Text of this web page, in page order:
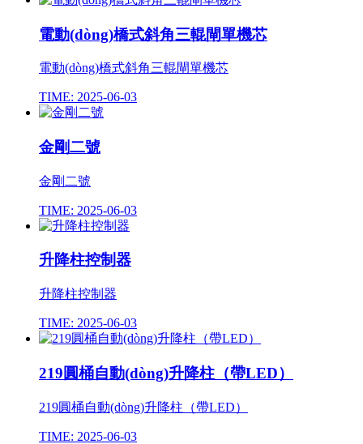
電動(dòng)橋式斜角三輥閘單機芯
電動(dòng)橋式斜角三輥閘單機芯
TIME: 2025-06-03
金剛二號
金剛二號
TIME: 2025-06-03
升降柱控制器
升降柱控制器
TIME: 2025-06-03
219圓桶自動(dòng)升降柱（帶LED）
219圓桶自動(dòng)升降柱（帶LED）
TIME: 2025-06-03